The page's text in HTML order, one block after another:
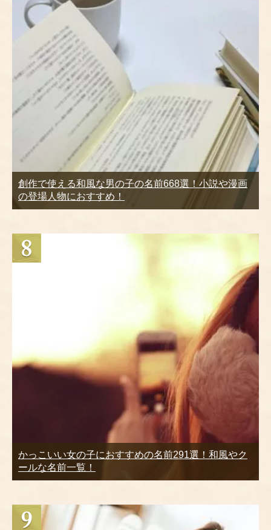
創作で使える和風な男の子の名前668選！小説や漫画
の登場人物におすすめ！
かっこいい女の子におすすめの名前291選！和風やク
ールな名前一覧！